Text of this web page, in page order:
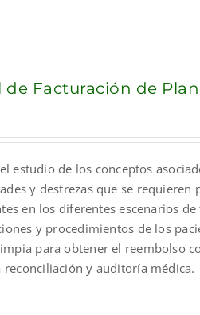
Facturación de
estudio de los conceptos
y destrezas que se
en los diferentes escenarios
y procedimientos de los
para obtener el reembolso
y auditoría médica.